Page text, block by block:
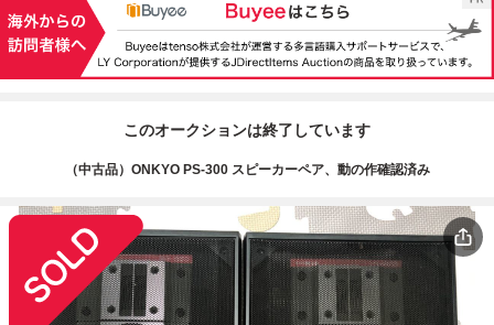
このオークションは終了しています
（中古品）ONKYO PS-300 スピーカーペア、動の作確認済み